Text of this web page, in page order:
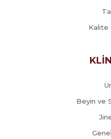
Kalite
Beyin ve